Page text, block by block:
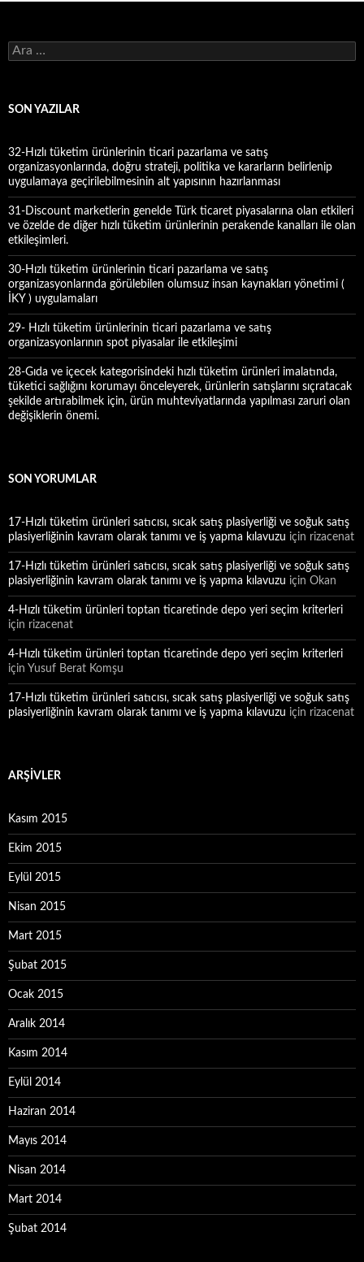
A
r
a
SON YAZILAR
32-Hızlı tüketim ürünlerinin ticari pazarlama ve satış
organizasyonlarında, doğru strateji, politika ve kararların belirlenip
uygulamaya geçirilebilmesinin alt yapısının hazırlanması
31-Discount marketlerin genelde Türk ticaret piyasalarına olan etkileri
ve özelde de diğer hızlı tüketim ürünlerinin perakende kanalları ile olan
etkileşimleri.
30-Hızlı tüketim ürünlerinin ticari pazarlama ve satış
organizasyonlarında görülebilen olumsuz insan kaynakları yönetimi (
İKY ) uygulamaları
29- Hızlı tüketim ürünlerinin ticari pazarlama ve satış
organizasyonlarının spot piyasalar ile etkileşimi
28-Gıda ve içecek kategorisindeki hızlı tüketim ürünleri imalatında,
tüketici sağlığını korumayı önceleyerek, ürünlerin satışlarını sıçratacak
şekilde artırabilmek için, ürün muhteviyatlarında yapılması zaruri olan
değişiklerin önemi.
SON YORUMLAR
17-Hızlı tüketim ürünleri satıcısı, sıcak satış plasiyerliği ve soğuk satış
plasiyerliğinin kavram olarak tanımı ve iş yapma kılavuzu için rizacenat
17-Hızlı tüketim ürünleri satıcısı, sıcak satış plasiyerliği ve soğuk satış
plasiyerliğinin kavram olarak tanımı ve iş yapma kılavuzu için Okan
4-Hızlı tüketim ürünleri toptan ticaretinde depo yeri seçim kriterleri
için rizacenat
4-Hızlı tüketim ürünleri toptan ticaretinde depo yeri seçim kriterleri
için Yusuf Berat Komşu
17-Hızlı tüketim ürünleri satıcısı, sıcak satış plasiyerliği ve soğuk satış
plasiyerliğinin kavram olarak tanımı ve iş yapma kılavuzu için rizacenat
ARŞIVLER
Kasım 2015
Ekim 2015
Eylül 2015
Nisan 2015
Mart 2015
Şubat 2015
Ocak 2015
Aralık 2014
Kasım 2014
Eylül 2014
Haziran 2014
Mayıs 2014
Nisan 2014
Mart 2014
Şubat 2014